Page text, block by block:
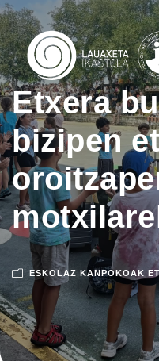
Etxera
bizipen
ESKOLAZ KANPOKOAK